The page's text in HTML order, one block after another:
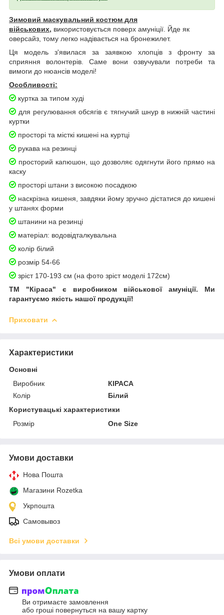
Зимовий маскувальний костюм для
військових, використовується поверх амуніції. Йде як
оверсайз, тому легко надівається на бронежилет.
Ця модель з'явилася за заявкою хлопців з фронту за
сприяння волонтерів. Саме вони озвучували потреби та
вимоги до нюансів моделі!
Особливості:
куртка за типом худі
для регулювання обсягів є тягнучий шнур в нижній частині
куртки
просторі та місткі кишені на куртці
рукава на резинці
просторий капюшон, що дозволяє одягнути його прямо на
каску
просторі штани з високою посадкою
наскрізна кишеня, завдяки йому зручно дістатися до кишені
у штанях форми
штанини на резинці
матеріал: водовідталкувальна
колір білий
розмір 54-66
зріст 170-193 см (на фото зріст моделі 172см)
ТМ "Кіраса" є виробником військової амуніції. Ми
гарантуємо якість нашої продукції!
Приховати
Характеристики
Основні
Виробник
КІРАСА
Колір
Білий
Користувацькі характеристики
Розмір
One Size
Умови доставки
Нова Пошта
Магазини Rozetka
Укрпошта
Самовывоз
Всі умови доставки
Умови оплати
Ви отримаєте замовлення
або гроші повернуться на вашу картку